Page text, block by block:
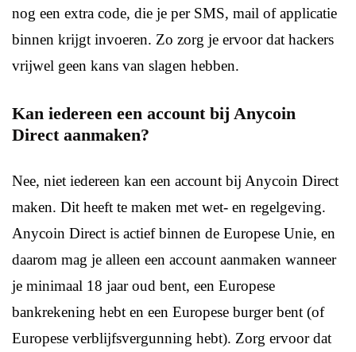
nog een extra code, die je per SMS, mail of applicatie
binnen krijgt invoeren. Zo zorg je ervoor dat hackers
vrijwel geen kans van slagen hebben.
Kan iedereen een account bij Anycoin
Direct aanmaken?
Nee, niet iedereen kan een account bij Anycoin Direct
maken. Dit heeft te maken met wet- en regelgeving.
Anycoin Direct is actief binnen de Europese Unie, en
daarom mag je alleen een account aanmaken wanneer
je minimaal 18 jaar oud bent, een Europese
bankrekening hebt en een Europese burger bent (of
Europese verblijfsvergunning hebt). Zorg ervoor dat